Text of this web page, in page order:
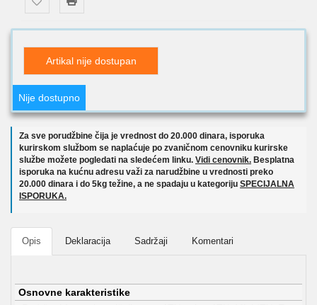
Artikal nije dostupan
Nije dostupno
Za sve porudžbine čija je vrednost do 20.000 dinara, isporuka
kurirskom službom se naplaćuje po zvaničnom cenovniku kurirske
službe možete pogledati na sledećem linku. Vidi cenovnik. Besplatna
isporuka na kućnu adresu važi za narudžbine u vrednosti preko
20.000 dinara i do 5kg težine, a ne spadaju u kategoriju SPECIJALNA
ISPORUKA.
Opis Deklaracija Sadržaji Komentari
Osnovne karakteristike